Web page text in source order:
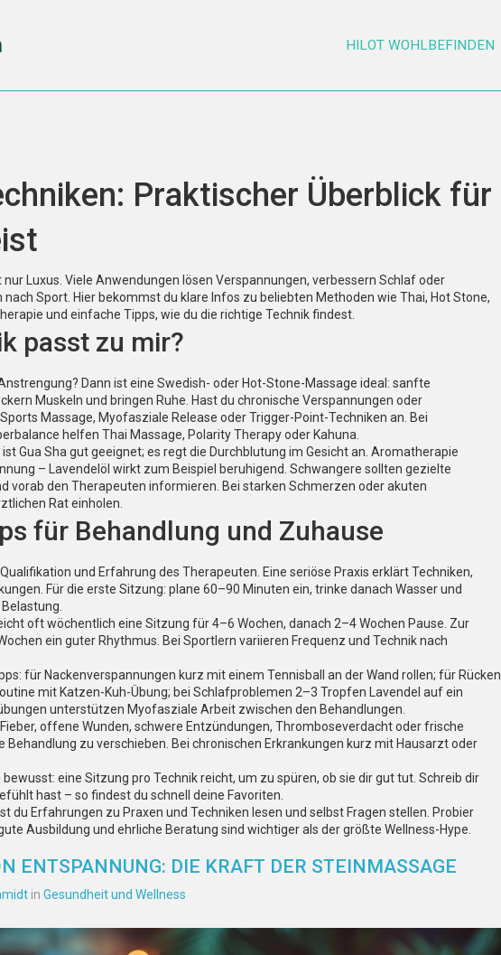
HILOT WOHLBEFINDEN
Praktischer Überblick für
nur Luxus. Viele Anwendungen lösen Verspannungen, verbessern Schlaf oder
Sport. Hier bekommst du klare Infos zu beliebten Methoden wie Thai, Hot Stone,
und einfache Tipps, wie du die richtige Technik findest.
passt zu mir?
Dann ist eine Swedish- oder Hot-Stone-Massage ideal: sanfte
Muskeln und bringen Ruhe. Hast du chronische Verspannungen oder
Massage, Myofasziale Release oder Trigger-Point-Techniken an. Bei
helfen Thai Massage, Polarity Therapy oder Kahuna.
Gua Sha gut geeignet; es regt die Durchblutung im Gesicht an. Aromatherapie
– Lavendelöl wirkt zum Beispiel beruhigend. Schwangere sollten gezielte
vorab den Therapeuten informieren. Bei starken Schmerzen oder akuten
Rat einholen.
für Behandlung und Zuhause
und Erfahrung des Therapeuten. Eine seriöse Praxis erklärt Techniken,
Für die erste Sitzung: plane 60–90 Minuten ein, trinke danach Wasser und
oft wöchentlich eine Sitzung für 4–6 Wochen, danach 2–4 Wochen Pause. Zur
ein guter Rhythmus. Bei Sportlern variieren Frequenz und Technik nach
für Nackenverspannungen kurz mit einem Tennisball an der Wand rollen; für Rücken
mit Katzen-Kuh-Übung; bei Schlafproblemen 2–3 Tropfen Lavendel auf ein
unterstützen Myofasziale Arbeit zwischen den Behandlungen.
offene Wunden, schwere Entzündungen, Thromboseverdacht oder frische
Behandlung zu verschieben. Bei chronischen Erkrankungen kurz mit Hausarzt oder
eine Sitzung pro Technik reicht, um zu spüren, ob sie dir gut tut. Schreib dir
hast – so findest du schnell deine Favoriten.
du Erfahrungen zu Praxen und Techniken lesen und selbst Fragen stellen. Probier
Ausbildung und ehrliche Beratung sind wichtiger als der größte Wellness-Hype.
ENTSPANNUNG: DIE KRAFT DER STEINMASSAGE
in Gesundheit und Wellness